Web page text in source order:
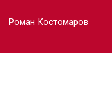
Роман Костомаров